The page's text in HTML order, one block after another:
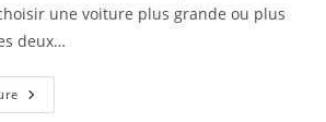
une voiture plus grande ou plus
deux…
Louer
Une